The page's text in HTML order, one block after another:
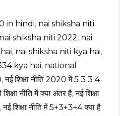
in hindi, ‎nai shiksha niti
‎nai shiksha niti 2022, ‎nai
, ‎nai shiksha niti kya hai,
kya hai, ‎national
,‎नई शिक्षा नीति 2020 में 5 3 3 4
शिक्षा नीति में क्या अंतर है,‎नई शिक्षा
,‎नई शिक्षा नीति में 5+3+3+4 क्या है